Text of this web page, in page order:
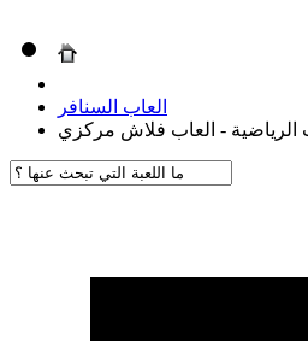
العاب السنافر
الرياضية - العاب فلاش مركزي